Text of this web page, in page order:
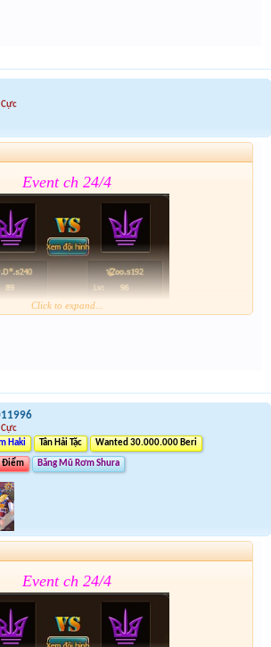
Event ch 24/4
Click to expand...
Haki
Tân Hải Tặc Wanted 30.000.000 Beri
Điểm Băng Mũ Rơm Shura
Event ch 24/4